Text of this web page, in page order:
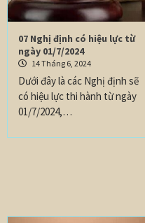
07 Nghị định có hiệu lực từ
ngày 01/7/2024
14 Tháng 6, 2024
Dưới đây là các Nghị định sẽ
có hiệu lực thi hành từ ngày
01/7/2024,…